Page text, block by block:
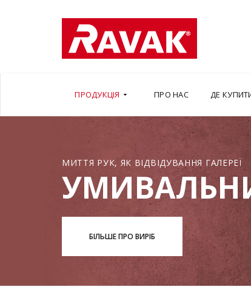
ПРОДУКЦІЯ ПРО НАС ДЕ
МИТТЯ РУК, ЯК ВІДВІДУВАННЯ ГАЛЕРЕЇ
БІЛЬШЕ ПРО ВИРІБ